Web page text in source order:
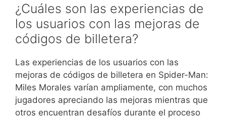
¿Cuáles son las experiencias de
los usuarios con las mejoras de
códigos de billetera?
Las experiencias de los usuarios con las
mejoras de códigos de billetera en Spider-Man:
Miles Morales varían ampliamente, con muchos
jugadores apreciando las mejoras mientras que
otros encuentran desafíos durante el proceso